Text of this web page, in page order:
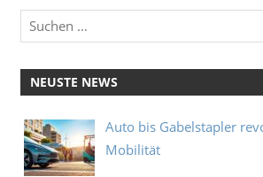
NEUSTE NEWS
Auto bis Gabelstapler
Mobilität